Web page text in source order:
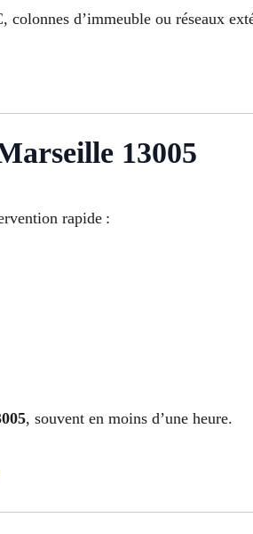
d’immeuble ou réseaux
13005
rapide :
, souvent en moins d’une heure.